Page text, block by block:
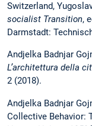
Switzerland,
socialist Transition,
Darmstadt:
Andjelka Badnjar
L’architettura della
2 (2018).
Andjelka Badnjar
Collective Behavior: